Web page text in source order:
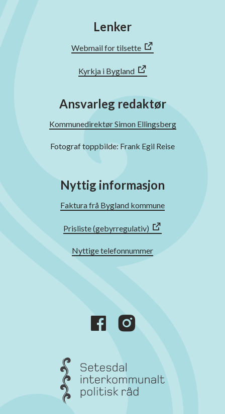
Lenker
Webmail for tilsette
Kyrkja i Bygland
Ansvarleg redaktør
Kommunedirektør Simon Ellingsberg
Fotograf toppbilde: Frank Egil Reise
Nyttig informasjon
Faktura frå Bygland kommune
Prisliste (gebyrregulativ)
Nyttige telefonnummer